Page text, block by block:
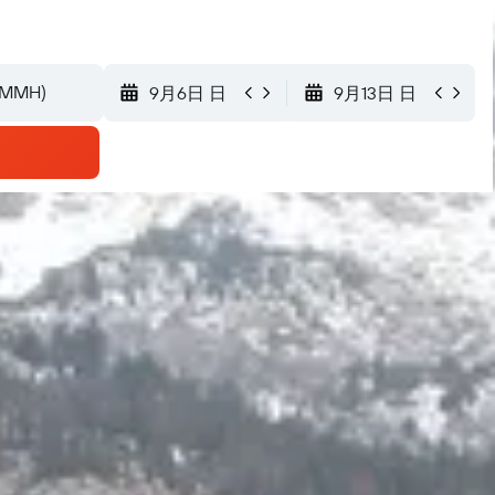
9月6日 日 9月13日 日